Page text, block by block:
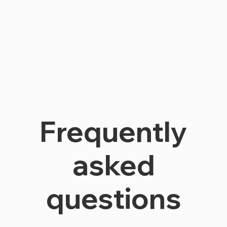
Frequently
asked
questions